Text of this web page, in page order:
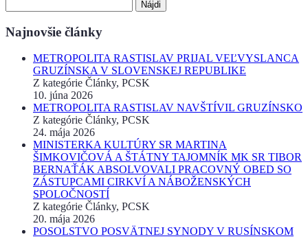
Najnovšie články
METROPOLITA RASTISLAV PRIJAL VEĽVYSLANCA
GRUZÍNSKA V SLOVENSKEJ REPUBLIKE
Z kategórie Články, PCSK
10. júna 2026
METROPOLITA RASTISLAV NAVŠTÍVIL GRUZÍNSKO
Z kategórie Články, PCSK
24. mája 2026
MINISTERKA KULTÚRY SR MARTINA
ŠIMKOVIČOVÁ A ŠTÁTNY TAJOMNÍK MK SR TIBOR
BERNAŤÁK ABSOLVOVALI PRACOVNÝ OBED SO
ZÁSTUPCAMI CIRKVÍ A NÁBOŽENSKÝCH
SPOLOČNOSTÍ
Z kategórie Články, PCSK
20. mája 2026
POSOLSTVO POSVÄTNEJ SYNODY V RUSÍNSKOM